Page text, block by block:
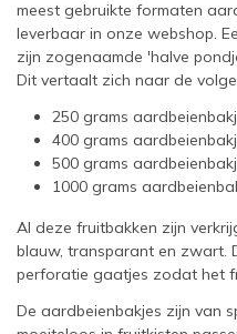
meest gebruikte formaten
leverbaar in onze webshop.
zijn zogenaamde 'halve
Dit vertaalt zich naar de
250 grams
400 grams
500 grams
1000 grams
Al deze fruitbakken zijn
blauw, transparant en zwart.
perforatie gaatjes zodat het
De aardbeienbakjes zijn van